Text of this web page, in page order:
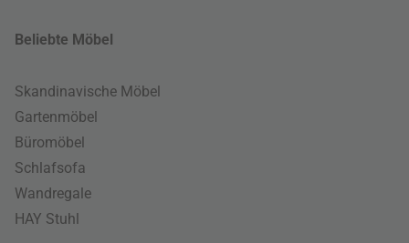
Beliebte Möbel
Skandinavische Möbel
Gartenmöbel
Büromöbel
Schlafsofa
Wandregale
HAY Stuhl